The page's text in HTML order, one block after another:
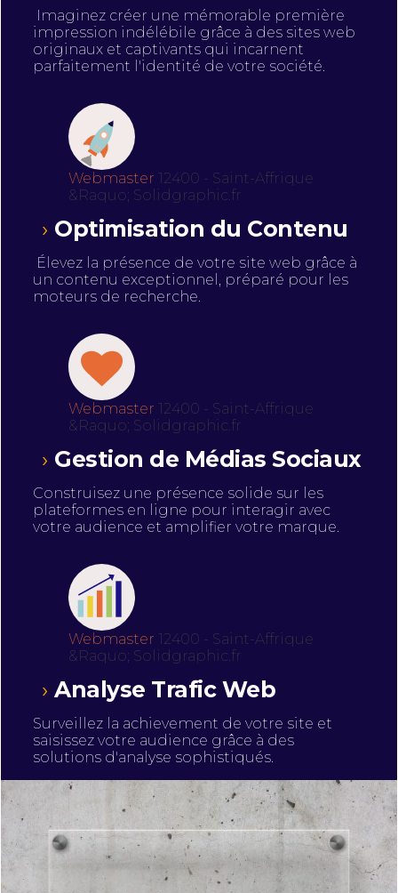
Imaginez créer une mémorable première
impression indélébile grâce à des sites web
originaux et captivants qui incarnent
parfaitement l'identité de votre société.
Webmaster 12400 - Saint-Affrique
&Raquo; Solidgraphic.fr
Optimisation du Contenu
Élevez la présence de votre site web grâce à
un contenu exceptionnel, préparé pour les
moteurs de recherche.
Webmaster 12400 - Saint-Affrique
&Raquo; Solidgraphic.fr
Gestion de Médias Sociaux
Construisez une présence solide sur les
plateformes en ligne pour interagir avec
votre audience et amplifier votre marque.
Webmaster 12400 - Saint-Affrique
&Raquo; Solidgraphic.fr
Analyse Trafic Web
Surveillez la achievement de votre site et
saisissez votre audience grâce à des
solutions d'analyse sophistiqués.